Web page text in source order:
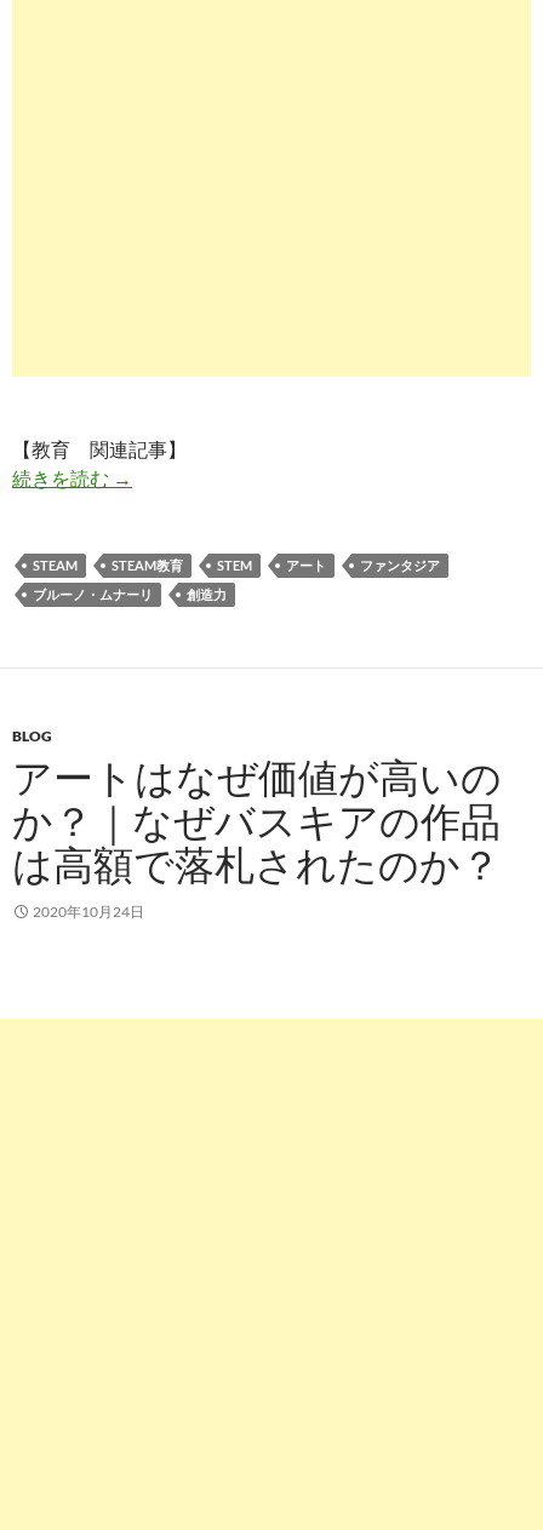
【教育 関連記事】
続きを読む STEAM教育｜なぜ子供の教育に「Art（芸術）」
→
STEAM STEAM教育 STEM アート
ファンタジア
ブルーノ・ムナーリ
創造力
BLOG
アートはなぜ価値が高いの
か？｜なぜバスキアの作品
は高額で落札されたのか？
2020年10月24日